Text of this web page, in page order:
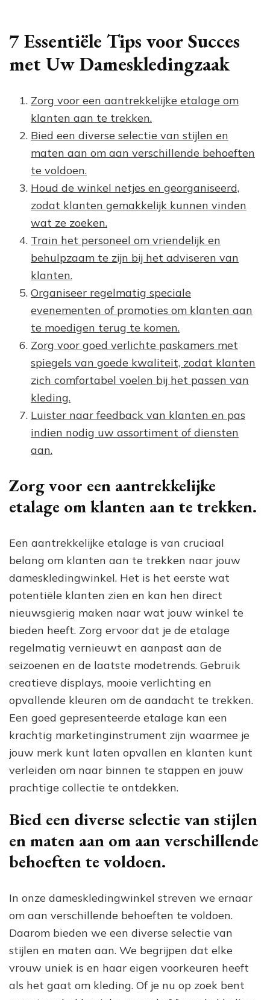
7 Essentiële Tips voor Succes
met Uw Dameskledingzaak
Zorg voor een aantrekkelijke etalage om
klanten aan te trekken.
Bied een diverse selectie van stijlen en
maten aan om aan verschillende behoeften
te voldoen.
Houd de winkel netjes en georganiseerd,
zodat klanten gemakkelijk kunnen vinden
wat ze zoeken.
Train het personeel om vriendelijk en
behulpzaam te zijn bij het adviseren van
klanten.
Organiseer regelmatig speciale
evenementen of promoties om klanten aan
te moedigen terug te komen.
Zorg voor goed verlichte paskamers met
spiegels van goede kwaliteit, zodat klanten
zich comfortabel voelen bij het passen van
kleding.
Luister naar feedback van klanten en pas
indien nodig uw assortiment of diensten
aan.
Zorg voor een aantrekkelijke
etalage om klanten aan te trekken.
Een aantrekkelijke etalage is van cruciaal
belang om klanten aan te trekken naar jouw
dameskledingwinkel. Het is het eerste wat
potentiële klanten zien en kan hen direct
nieuwsgierig maken naar wat jouw winkel te
bieden heeft. Zorg ervoor dat je de etalage
regelmatig vernieuwt en aanpast aan de
seizoenen en de laatste modetrends. Gebruik
creatieve displays, mooie verlichting en
opvallende kleuren om de aandacht te trekken.
Een goed gepresenteerde etalage kan een
krachtig marketinginstrument zijn waarmee je
jouw merk kunt laten opvallen en klanten kunt
verleiden om naar binnen te stappen en jouw
prachtige collectie te ontdekken.
Bied een diverse selectie van stijlen
en maten aan om aan verschillende
behoeften te voldoen.
In onze dameskledingwinkel streven we ernaar
om aan verschillende behoeften te voldoen.
Daarom bieden we een diverse selectie van
stijlen en maten aan. We begrijpen dat elke
vrouw uniek is en haar eigen voorkeuren heeft
als het gaat om kleding. Of je nu op zoek bent